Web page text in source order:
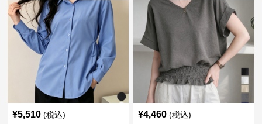
¥5,510 (税込) ¥4,460 (税込)